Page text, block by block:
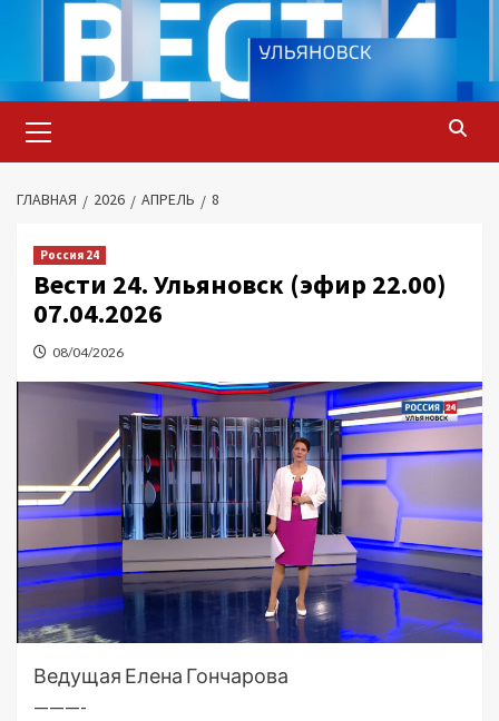
содержимому
меню
ГЛАВНАЯ 2026 АПРЕЛЬ 8
Россия 24
Вести 24. Ульяновск (эфир 22.00)
07.04.2026
08/04/2026
Ведущая Елена Гончарова
———-